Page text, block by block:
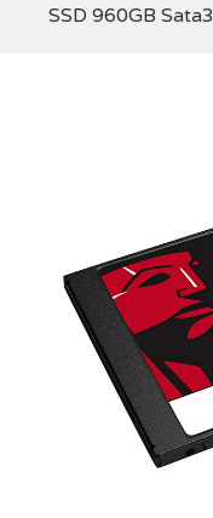
SSD 960GB